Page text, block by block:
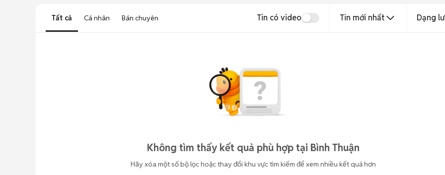
Tất cả Cá nhân Bán chuyên Tin có video Tin mới nhất Dạng
Không tìm thấy kết quả phù hợp tại Bình Thuận
Hãy xóa một số bộ lọc hoặc thay đổi khu vực tìm kiếm để xem nhiều kết quả hơn